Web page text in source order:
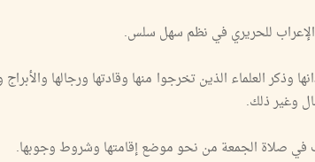
للحريري في نظم سهل سلس.
وذكر العلماء الذين تخرجوا منها وقادتها ورجالها
وغير ذلك.
صلاة الجمعة من نحو موضع إقامتها وشروط وجوبها.